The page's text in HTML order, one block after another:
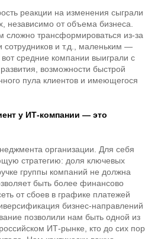
реакции на изменения сыграли
независимо от объема бизнеса.
трансформироваться из-за
сотрудников и т.д., маленьким —
средние компании выиграли с
возможности быстрой
пула клиентов и имеющегося
у ИТ-компании — это
организации. Для себя
стратегию: доля ключевых
группы компаний не должна
быть более финансово
от сбоев в графике платежей
бизнес-направлений
позволили нам быть одной из
ИТ-рынке, кто до сих пор